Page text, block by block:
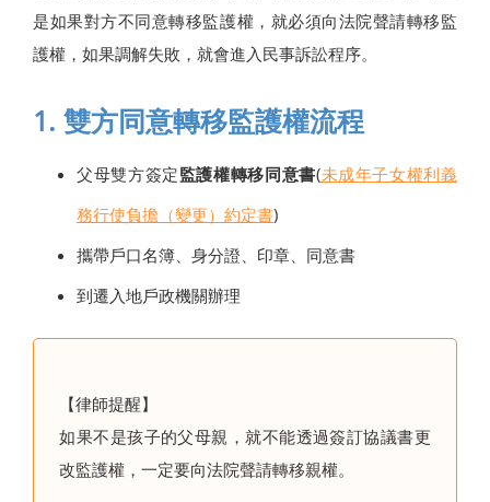
是如果對方不同意轉移監護權，就必須向法院聲請轉移監
護權，如果調解失敗，就會進入民事訴訟程序。
1. 雙方同意轉移監護權流程
父母雙方簽定監護權轉移同意書(未成年子女權利義
務行使負擔（變更）約定書)
攜帶戶口名簿、身分證、印章、同意書
到遷入地戶政機關辦理
【律師提醒】
如果不是孩子的父母親，就不能透過簽訂協議書更
改監護權，一定要向法院聲請轉移親權。